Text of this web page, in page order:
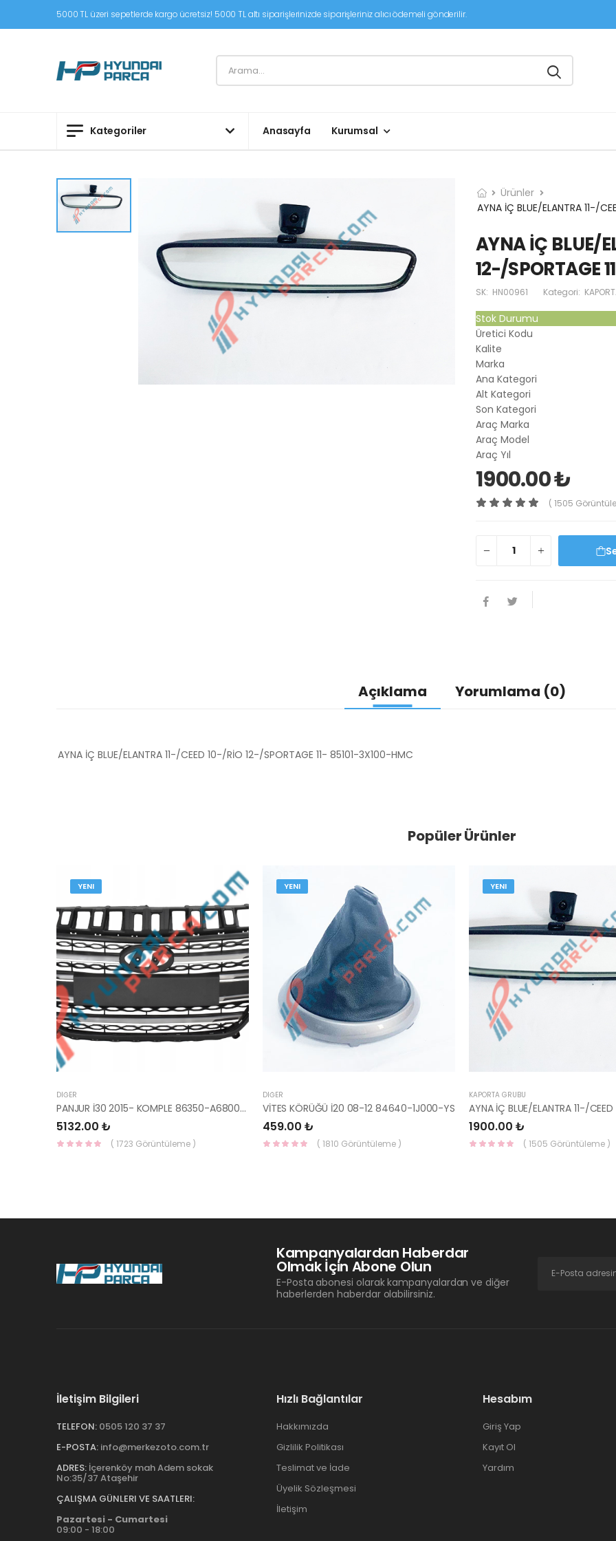
5000 TL üzeri sepetlerde kargo ücretsiz! 5000 TL altı siparişlerinizde siparişleriniz alıcı ödemeli gönderilir.
Kategoriler Anasayfa Kurumsal
Ürünler
AYNA İÇ BLUE/ELANTRA 11-/
AYNA İÇ BLUE/
12-/SPORTAGE
SK: HN00961 Kategori:
Stok Durumu
Üretici Kodu
Kalite
Marka
Ana Kategori
Alt Kategori
Son Kategori
Araç Marka
Araç Model
Araç Yıl
1900.00 ₺
( 1505
Açıklama Yorumlama (0)
AYNA İÇ BLUE/ELANTRA 11-/CEED 10-/RİO 12-/SPORTAGE 11- 85101-3X100-HMC
Popüler Ürünler
YENI
DIĞER
PANJUR İ30 2015- KOMPLE 86350-A6800-YS
5132.00 ₺
( 1723 Görüntüleme )
YENI
DIĞER
VİTES KÖRÜĞÜ İ20 08-12 84640-1J000-YS
459.00 ₺
( 1810 Görüntüleme )
YENI
KAPORTA GRUBU
1900.00 ₺
( 1505 Görüntüleme )
Kampanyalardan Haberdar
Olmak İçin Abone Olun
E-Posta abonesi olarak kampanyalardan ve diğer
haberlerden haberdar olabilirsiniz.
İletişim Bilgileri
TELEFON: 0505 120 37 37
E-POSTA: info@merkezoto.com.tr
ADRES: İçerenköy mah Adem sokak
No:35/37 Ataşehir
ÇALIŞMA GÜNLERI VE SAATLERI:
Pazartesi - Cumartesi
09:00 - 18:00
Hızlı Bağlantılar
Hakkımızda
Gizlilik Politikası
Teslimat ve İade
Üyelik Sözleşmesi
İletişim
Hesabım
Giriş Yap
Kayıt Ol
Yardım